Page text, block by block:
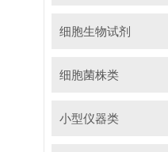
细胞生物试剂
细胞菌株类
小型仪器类